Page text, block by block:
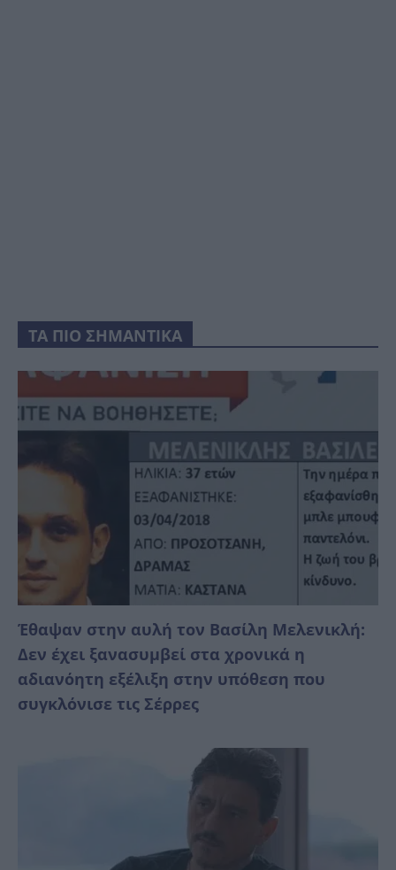
ΤΑ ΠΙΟ ΣΗΜΑΝΤΙΚΑ
Έθαψαν στην αυλή τον Βασίλη Μελενικλή:
Δεν έχει ξανασυμβεί στα χρονικά η
αδιανόητη εξέλιξη στην υπόθεση που
συγκλόνισε τις Σέρρες